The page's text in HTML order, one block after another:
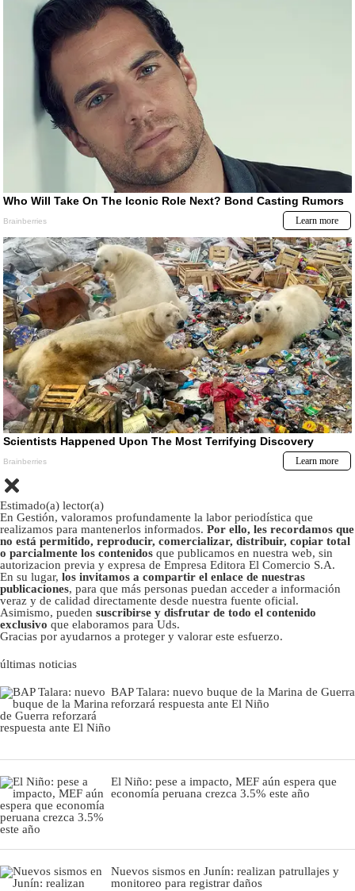
Estimado(a) lector(a)
En Gestión, valoramos profundamente la labor periodística que
realizamos para mantenerlos informados. Por ello, les recordamos que
no está permitido, reproducir, comercializar, distribuir, copiar total
o parcialmente los contenidos que publicamos en nuestra web, sin
autorizacion previa y expresa de Empresa Editora El Comercio S.A.
En su lugar, los invitamos a compartir el enlace de nuestras
publicaciones, para que más personas puedan acceder a información
veraz y de calidad directamente desde nuestra fuente oficial.
Asimismo, pueden suscribirse y disfrutar de todo el contenido
exclusivo que elaboramos para Uds.
Gracias por ayudarnos a proteger y valorar este esfuerzo.
últimas noticias
BAP Talara: nuevo buque de la Marina de Guerra
reforzará respuesta ante El Niño
El Niño: pese a impacto, MEF aún espera que
economía peruana crezca 3.5% este año
Nuevos sismos en Junín: realizan patrullajes y
monitoreo para registrar daños